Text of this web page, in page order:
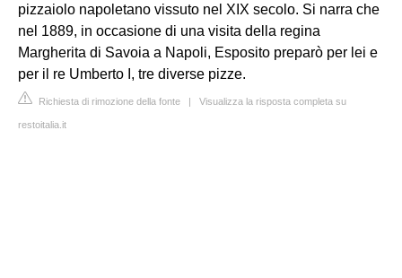
pizzaiolo napoletano vissuto nel XIX secolo. Si narra che
nel 1889, in occasione di una visita della regina
Margherita di Savoia a Napoli, Esposito preparò per lei e
per il re Umberto I, tre diverse pizze.
Richiesta di rimozione della fonte | Visualizza la risposta completa su
restoitalia.it